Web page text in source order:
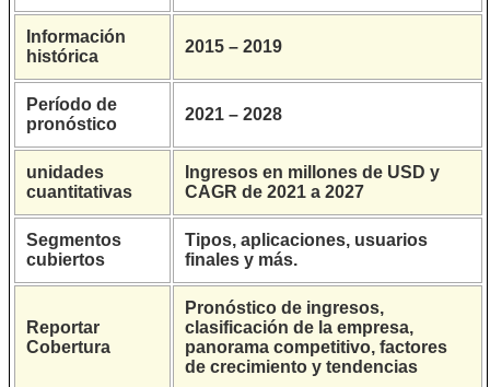
Información
histórica
2015 – 2019
Período de
pronóstico
2021 – 2028
unidades
cuantitativas
Ingresos en millones de USD y
CAGR de 2021 a 2027
Segmentos
cubiertos
Tipos, aplicaciones, usuarios
finales y más.
Reportar
Cobertura
Pronóstico de ingresos,
clasificación de la empresa,
panorama competitivo, factores
de crecimiento y tendencias